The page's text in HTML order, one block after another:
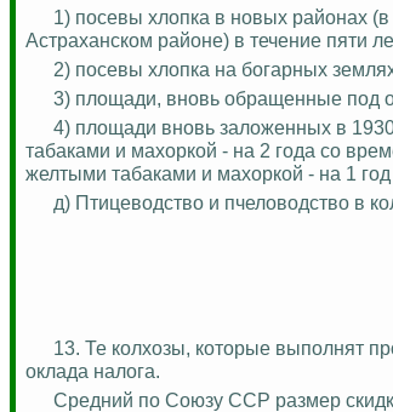
1) посевы хлопка в новых районах
Астраханском районе) в течение пяти
2) посевы хлопка на богарных
3) площади, вновь обращенные под
4) площади вновь заложенных в
табаками и махоркой - на 2 года со
желтыми табаками и махоркой - на 1 год
д) Птицеводство и пчеловодство в
13. Те колхозы, которые выполнят
оклада налога.
Средний по Союзу ССР размер